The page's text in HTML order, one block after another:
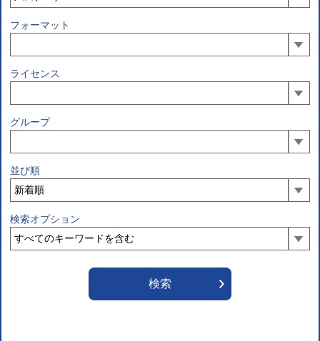
フォーマット
ライセンス
グループ
並び順
検索オプション